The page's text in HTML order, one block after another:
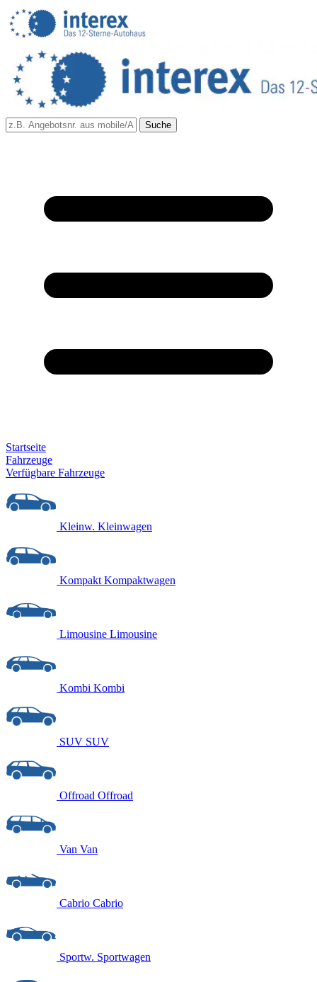
Suche
Startseite
Fahrzeuge
Verfügbare Fahrzeuge
Kleinw. Kleinwagen
Kompakt Kompaktwagen
Limousine Limousine
Kombi Kombi
SUV SUV
Offroad Offroad
Van Van
Cabrio Cabrio
Sportw. Sportwagen